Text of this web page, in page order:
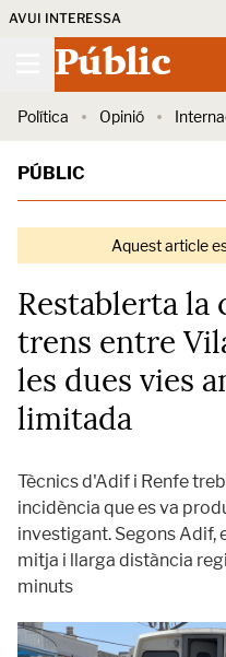
AVUI INTERESSA
Públic
Política Opinió
PÚBLIC
Aquest article
Restablerta la
trens entre
les dues vies
limitada
Tècnics d'Adif i Renfe
incidència que es va
investigant. Segons Adif,
mitja i llarga distància
minuts